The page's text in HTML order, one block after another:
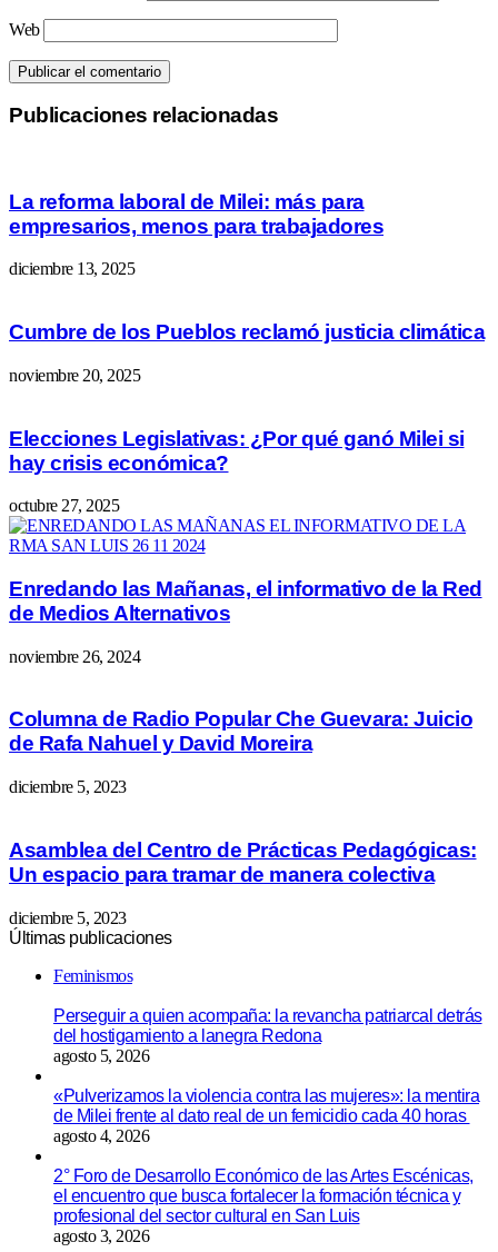
Web
Publicaciones relacionadas
La reforma laboral de Milei: más para
empresarios, menos para trabajadores
diciembre 13, 2025
Cumbre de los Pueblos reclamó justicia climática
noviembre 20, 2025
Elecciones Legislativas: ¿Por qué ganó Milei si
hay crisis económica?
octubre 27, 2025
Enredando las Mañanas, el informativo de la Red
de Medios Alternativos
noviembre 26, 2024
Columna de Radio Popular Che Guevara: Juicio
de Rafa Nahuel y David Moreira
diciembre 5, 2023
Asamblea del Centro de Prácticas Pedagógicas:
Un espacio para tramar de manera colectiva
diciembre 5, 2023
Últimas publicaciones
Feminismos
Perseguir a quien acompaña: la revancha patriarcal detrás
del hostigamiento a lanegra Redona
agosto 5, 2026
«Pulverizamos la violencia contra las mujeres»: la mentira
de Milei frente al dato real de un femicidio cada 40 horas
agosto 4, 2026
2° Foro de Desarrollo Económico de las Artes Escénicas,
el encuentro que busca fortalecer la formación técnica y
profesional del sector cultural en San Luis
agosto 3, 2026